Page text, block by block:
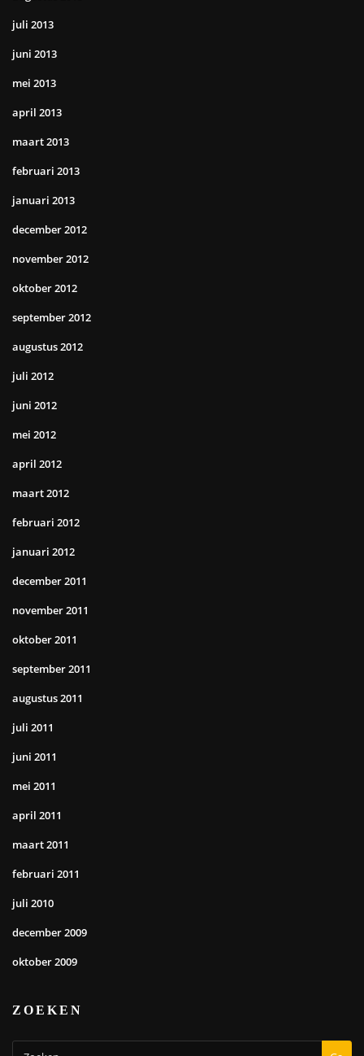
juli 2013
juni 2013
mei 2013
april 2013
maart 2013
februari 2013
januari 2013
december 2012
november 2012
oktober 2012
september 2012
augustus 2012
juli 2012
juni 2012
mei 2012
april 2012
maart 2012
februari 2012
januari 2012
december 2011
november 2011
oktober 2011
september 2011
augustus 2011
juli 2011
juni 2011
mei 2011
april 2011
maart 2011
februari 2011
juli 2010
december 2009
oktober 2009
ZOEKEN